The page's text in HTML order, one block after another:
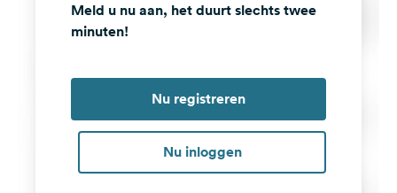
Meld u nu aan, het duurt slechts twee
minuten!
Nu registreren
Nu inloggen